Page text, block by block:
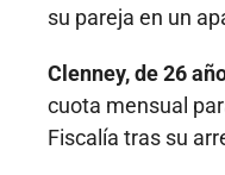
su pareja en un
Clenney, de 26
cuota mensual
Fiscalía tras su